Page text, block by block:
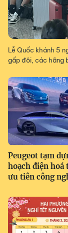
Lễ Quốc khánh 5
gấp đôi, các hãng
Peugeot tạm
hoạch điện hoá
ưu tiên công